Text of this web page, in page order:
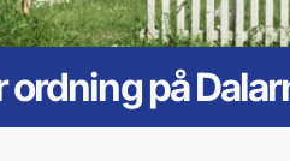
ordning på